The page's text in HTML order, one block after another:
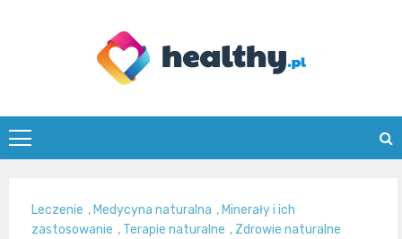
healthy.pl
Leczenie ,Medycyna naturalna ,Minerały i ich
zastosowanie , Terapie naturalne , Zdrowie naturalne